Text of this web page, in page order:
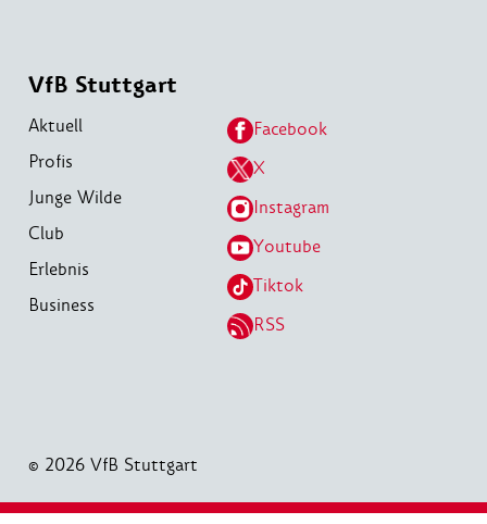
VfB Stuttgart
Aktuell
Profis
Junge Wilde
Club
Erlebnis
Business
Facebook
X
Instagram
Youtube
Tiktok
RSS
© 2026 VfB Stuttgart